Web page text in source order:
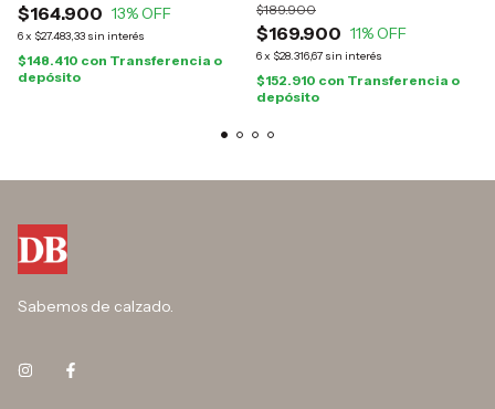
$164.900 13% OFF
6x $27.483,33 sin interés
$148.410 con Transferencia o
depósito
$169.900
$189.900
11% OFF
6x $28.316,67 sin interés
$152.910 con Transferencia o
depósito
Sabemos de calzado.